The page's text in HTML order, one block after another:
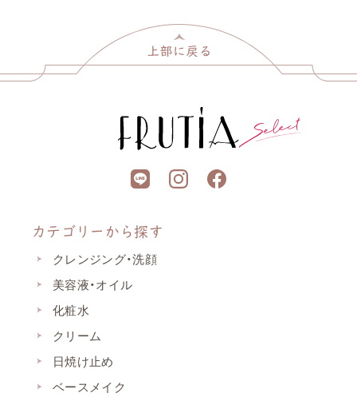
カテゴリーから探す
クレンジング・洗顔
美容液・オイル
化粧水
クリーム
日焼け止め
ベースメイク